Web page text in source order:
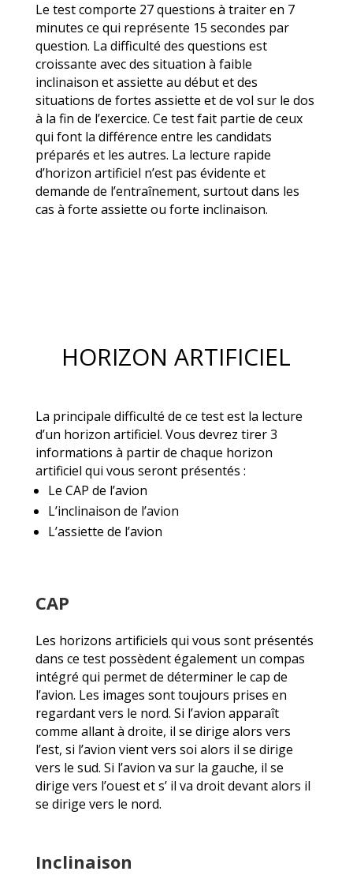
Le test comporte 27 questions à traiter en 7
minutes ce qui représente 15 secondes par
question. La difficulté des questions est
croissante avec des situation à faible
inclinaison et assiette au début et des
situations de fortes assiette et de vol sur le dos
à la fin de l’exercice. Ce test fait partie de ceux
qui font la différence entre les candidats
préparés et les autres. La lecture rapide
d’horizon artificiel n’est pas évidente et
demande de l’entraînement, surtout dans les
cas à forte assiette ou forte inclinaison.
HORIZON ARTIFICIEL
La principale difficulté de ce test est la lecture
d’un horizon artificiel. Vous devrez tirer 3
informations à partir de chaque horizon
artificiel qui vous seront présentés :
Le CAP de l’avion
L’inclinaison de l’avion
L’assiette de l’avion
CAP
Les horizons artificiels qui vous sont présentés
dans ce test possèdent également un compas
intégré qui permet de déterminer le cap de
l’avion. Les images sont toujours prises en
regardant vers le nord. Si l’avion apparaît
comme allant à droite, il se dirige alors vers
l’est, si l’avion vient vers soi alors il se dirige
vers le sud. Si l’avion va sur la gauche, il se
dirige vers l’ouest et s’ il va droit devant alors il
se dirige vers le nord.
Inclinaison